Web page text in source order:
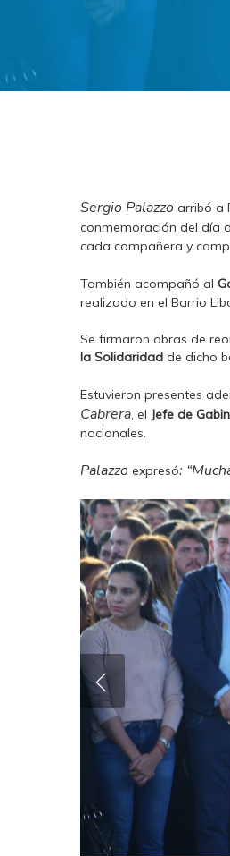
Sergio Palazzo arribó a
conmemoración del día
cada compañera y
También acompañó al
realizado en el Barrio
Se firmaron obras de
la Solidaridad de dicho
Estuvieron presentes
Cabrera, el Jefe de
nacionales.
Palazzo expresó: